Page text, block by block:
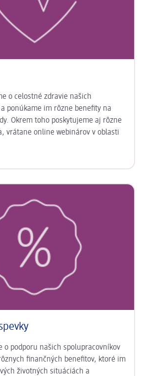
o celostné zdravie našich
ponúkame im rôzne benefity na
Okrem toho poskytujeme aj rôzne
vrátane online webinárov v oblasti
o podporu našich spolupracovníkov
finančných benefitov, ktoré im
životných situáciách a